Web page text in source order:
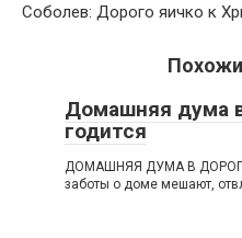
Соболев: Дорого яичко к
Домашняя дума
годится
ДОМАШНЯЯ ДУМА В
заботы о доме мешают,